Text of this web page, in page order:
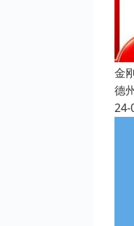
金
德
24-